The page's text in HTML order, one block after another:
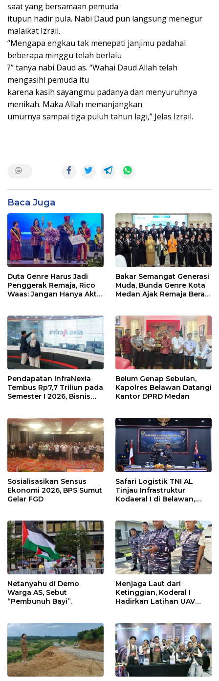
saat yang bersamaan pemuda
itupun hadir pula. Nabi Daud pun langsung menegur
malaikat Izrail.
“Mengapa engkau tak menepati janjimu padahal
beberapa minggu telah berlalu
?” tanya nabi Daud as. “Wahai Daud Allah telah
mengasihi pemuda itu
karena kasih sayangmu padanya dan menyuruhnya
menikah. Maka Allah memanjangkan
umurnya sampai tiga puluh tahun lagi,” Jelas Izrail.
Baca Juga
Duta Genre Harus Jadi
Penggerak Remaja, Rico
Waas: Jangan Hanya Aktif
Bakar Semangat Generasi
Muda, Bunda Genre Kota
Medan Ajak Remaja Berani
Pendapatan InfraNexia
Tembus Rp7,7 Triliun pada
Semester I 2026, Bisnis
Belum Genap Sebulan,
Kapolres Belawan Datangi
Kantor DPRD Medan
Sosialisasikan Sensus
Ekonomi 2026, BPS Sumut
Gelar FGD
Safari Logistik TNI AL
Tinjau Infrastruktur
Kodaeral I di Belawan,
Netanyahu di Demo
Warga AS, Sebut
“Pembunuh Bayi”.
Menjaga Laut dari
Ketinggian, Koderal I
Hadirkan Latihan UAV